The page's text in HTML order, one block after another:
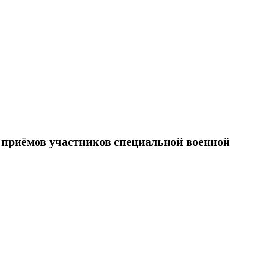
участников специальной военной